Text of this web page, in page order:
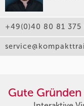
+49(0)40 80 81 375
Gute